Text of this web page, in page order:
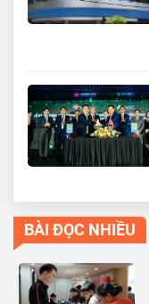
BÀI ĐỌC NHIỀU